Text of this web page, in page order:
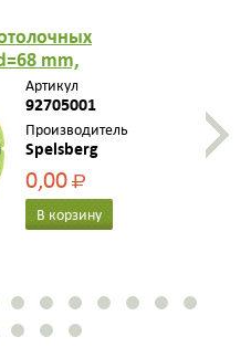
mm,
Артикул
92705001
Производитель
Spelsberg
0,00Р
В корзину